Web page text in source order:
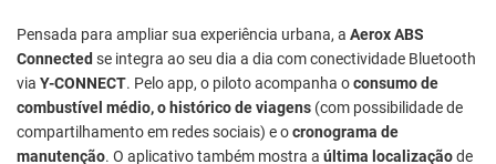
Pensada para ampliar sua experiência urbana, a Aerox ABS
Connected se integra ao seu dia a dia com conectividade Bluetooth
via Y-CONNECT. Pelo app, o piloto acompanha oconsumo de
combustível médio, o histórico de viagens (com possibilidade de
compartilhamento em redes sociais) e ocronograma de
manutenção. O aplicativo também mostra a última localizaçãode